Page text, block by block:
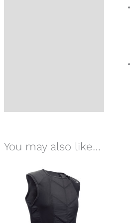
You may also like…